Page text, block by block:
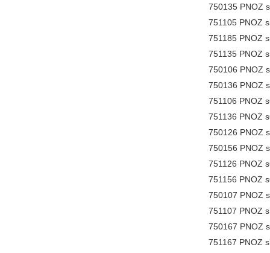
750135 PNOZ
751105 PNOZ
751185 PNOZ
751135 PNOZ
750106 PNOZ
750136 PNOZ
751106 PNOZ
751136 PNOZ
750126 PNOZ
750156 PNOZ
751126 PNOZ
751156 PNOZ
750107 PNOZ
751107 PNOZ
750167 PNOZ
751167 PNOZ